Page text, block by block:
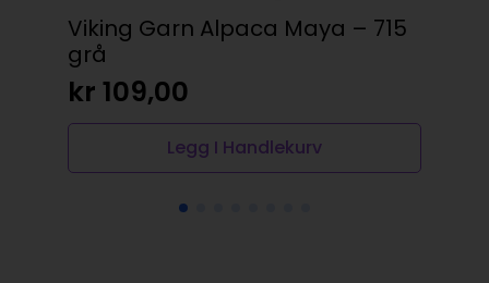
Viking Garn Alpaca Maya – 715
grå
kr 109,00
Legg I Handlekurv